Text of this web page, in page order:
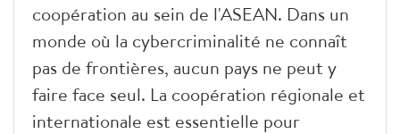
coopération au sein de l'ASEAN. Dans un
monde où la cybercriminalité ne connaît
pas de frontières, aucun pays ne peut y
faire face seul. La coopération régionale et
internationale est essentielle pour